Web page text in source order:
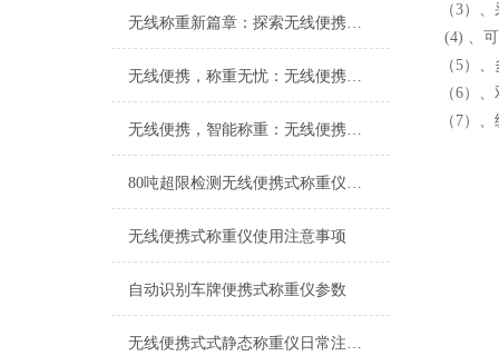
无线称重新篇章：探索无线便携式称重仪的无限可能
无线便携，称重无忧：无线便携式称重仪打造便捷称重新体验
无线便携，智能称重：无线便携式称重仪创新科技体验
80吨超限检测无线便携式称重仪产品特点
无线便携式称重仪使用注意事项
自动识别车牌便携式称重仪参数
无线便携式式静态称重仪日常注意事项
（3）
(4) 、
（5）
（6）
（7）